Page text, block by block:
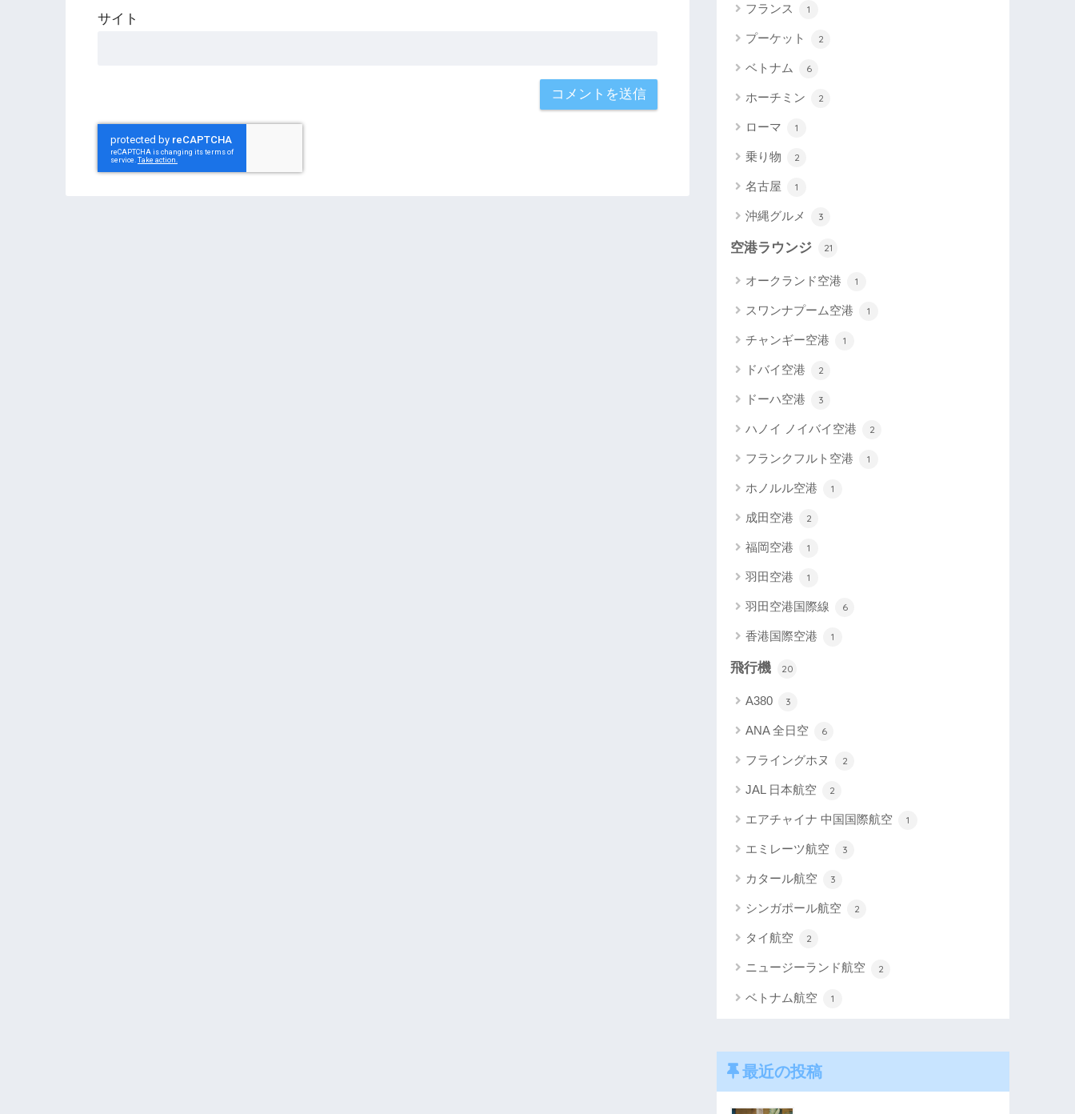
サイト
フランス 1
プーケット 2
ベトナム 6
ホーチミン 2
ローマ 1
乗り物 2
名古屋 1
沖縄グルメ 3
空港ラウンジ 21
オークランド空港 1
スワンナプーム空港 1
チャンギー空港 1
ドバイ空港 2
ドーハ空港 3
ハノイ ノイバイ空港 2
フランクフルト空港 1
ホノルル空港 1
成田空港 2
福岡空港 1
羽田空港 1
羽田空港国際線 6
香港国際空港 1
飛行機 20
A380 3
ANA 全日空 6
フライングホヌ 2
JAL 日本航空 2
エアチャイナ 中国国際航空 1
エミレーツ航空 3
カタール航空 3
シンガポール航空 2
タイ航空 2
ニュージーランド航空 2
ベトナム航空 1
最近の投稿